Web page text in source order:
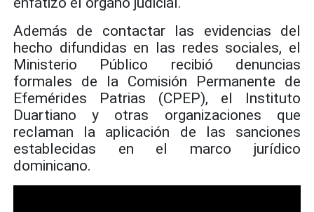
Además de contactar las evidencias del
hecho difundidas en las redes sociales, el
Ministerio Público recibió denuncias
formales de la Comisión Permanente de
Efemérides Patrias (CPEP), el Instituto
Duartiano y otras organizaciones que
reclaman la aplicación de las sanciones
establecidas en el marco jurídico
dominicano.